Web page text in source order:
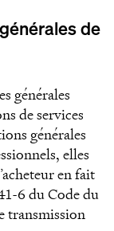
de
générales
de services
générales
elles
en fait
6 du Code du
transmission